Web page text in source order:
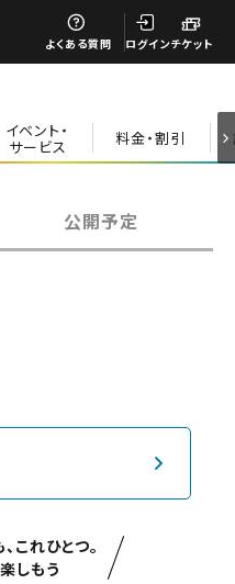
よくある質問 ログインチケット
イベント・
サービス 料金・割引
公開予定
これひとつ。
しもう
閉じる